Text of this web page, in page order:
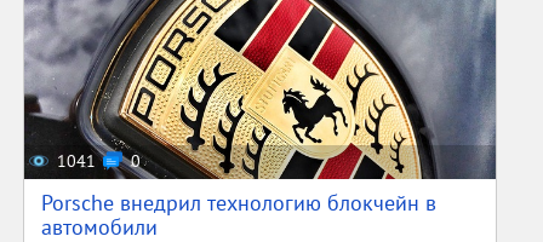
1041 0
Porsche внедрил технологию блокчейн в
автомобили